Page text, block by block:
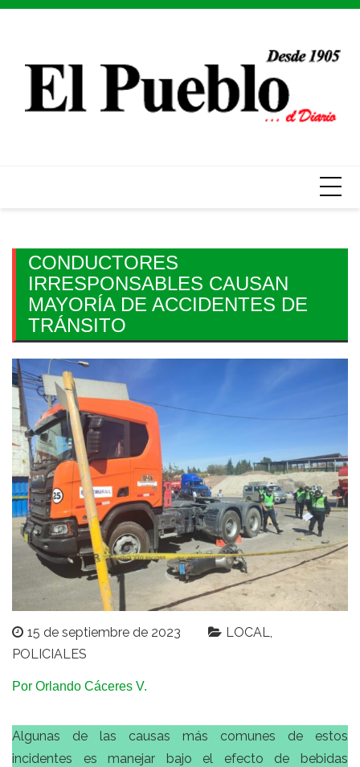
Skip
CONDUCTORES
IRRESPONSABLES CAUSAN
MAYORÍA DE ACCIDENTES DE
TRÁNSITO
15 de septiembre de 2023
LOCAL
POLICIALES
Por Orlando Cáceres V.
Algunas de las causas más comunes de estos
incidentes es manejar bajo el efecto de bebidas